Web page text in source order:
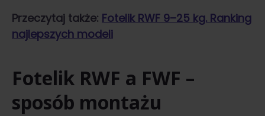
Przeczytaj także: Fotelik RWF 9–25 kg. Ranking
najlepszych modeli
Fotelik RWF a FWF –
sposób montażu